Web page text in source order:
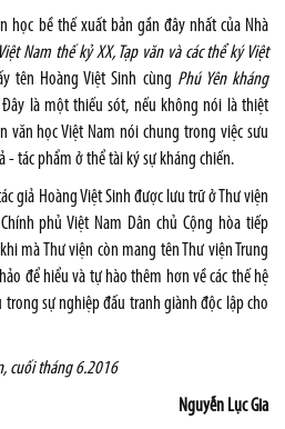
học bề thế xuất bản gần đây nhất của Nhà
Nam thế kỷ XX, Tạp văn và các thể ký Việt
tên Hoàng Việt Sinh cùng Phú Yên kháng
là một thiếu sót, nếu không nói là thiệt
văn học Việt Nam nói chung trong việc sưu
- tác phẩm ở thể tài ký sự kháng chiến.
giả Hoàng Việt Sinh được lưu trữ ở Thư viện
phủ Việt Nam Dân chủ Cộng hòa tiếp
mà Thư viện còn mang tên Thư viện Trung
để hiểu và tự hào thêm hơn về các thế hệ
sự nghiệp đấu tranh giành độc lập cho
cuối tháng 6.2016
Nguyễn Lục Gia